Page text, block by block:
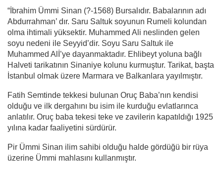
“İbrahim Ümmi Sinan (?-1568) Bursalıdır. Babalarının adı
Abdurrahman’ dır. Saru Saltuk soyunun Rumeli kolundan
olma ihtimali yüksektir. Muhammed Ali neslinden gelen
soyu nedeni ile Seyyid’dir. Soyu Saru Saltuk ile
Muhammed Alİ’ye dayanmaktadır. Ehlibeyt yoluna bağlı
Halveti tarikatının Sinaniye kolunu kurmuştur. Tarikat, başta
İstanbul olmak üzere Marmara ve Balkanlara yayılmıştır.
Fatih Semtinde tekkesi bulunan Oruç Baba’nın kendisi
olduğu ve ilk dergahını bu isim ile kurduğu evlatlarınca
anlatılır. Oruç baba tekesi teke ve zavilerin kapatıldığı 1925
yılına kadar faaliyetini sürdürür.
Pir Ümmi Sinan ilim sahibi olduğu halde gördüğü bir rüya
üzerine Ümmi mahlasını kullanmıştır.